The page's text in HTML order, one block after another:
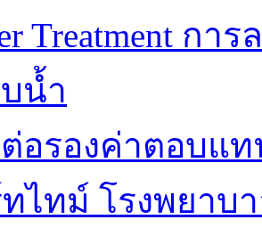
Treatment ก
น้ำ
อรองค่าตอบแ
ไทม์ โรงพยาบ